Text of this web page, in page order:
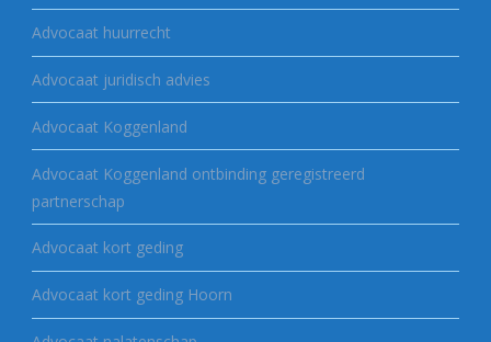
Advocaat huurrecht
Advocaat juridisch advies
Advocaat Koggenland
Advocaat Koggenland ontbinding geregistreerd
partnerschap
Advocaat kort geding
Advocaat kort geding Hoorn